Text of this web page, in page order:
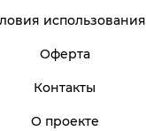
использования
Оферта
Контакты
О проекте